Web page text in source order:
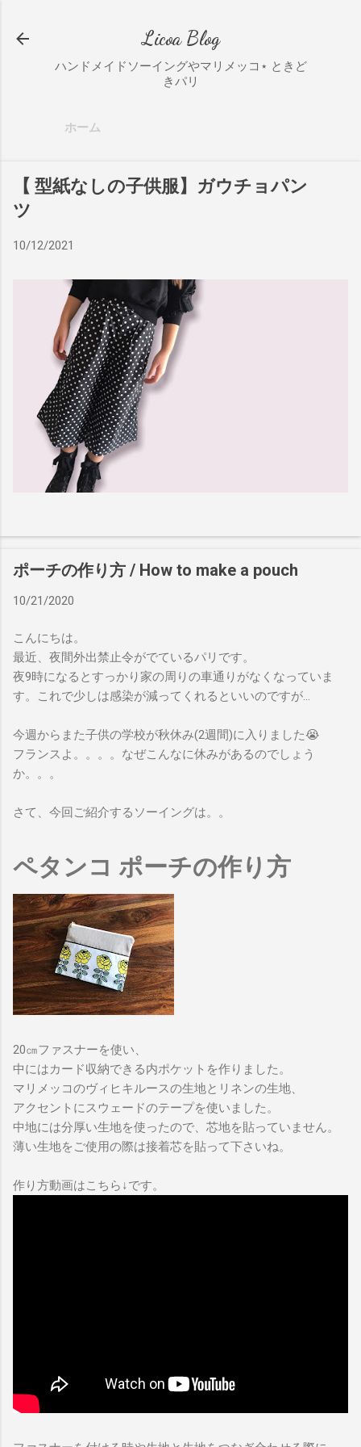
Licoa Blog
ハンドメイドソーイングやマリメッコ⋆ ときど
きパリ
ホーム
【 型紙なしの子供服】ガウチョパン
ツ
10/12/2021
ポーチの作り方 / How to make a pouch
10/21/2020
こんにちは。
最近、夜間外出禁止令がでているパリです。
夜9時になるとすっかり家の周りの車通りがなくなっていま
す。これで少しは感染が減ってくれるといいのですが…
今週からまた子供の学校が秋休み(2週間)に入りました😭
フランスよ。。。。なぜこんなに休みがあるのでしょう
か。。。
さて、今回ご紹介するソーイングは。。
ペタンコ ポーチの作り方
20㎝ファスナーを使い、
中にはカード収納できる内ポケットを作りました。
マリメッコのヴィヒキルースの生地とリネンの生地、
アクセントにスウェードのテープを使いました。
中地には分厚い生地を使ったので、芯地を貼っていません。
薄い生地をご使用の際は接着芯を貼って下さいね。
作り方動画はこちら↓です。